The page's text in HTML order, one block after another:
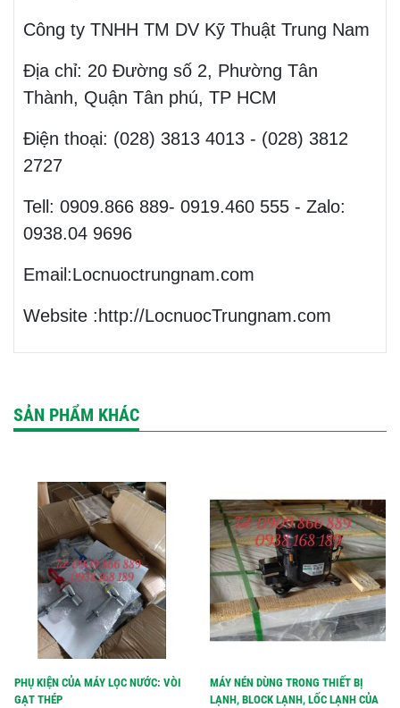
Công ty TNHH TM DV Kỹ Thuật Trung Nam
Địa chỉ: 20 Đường số 2, Phường Tân
Thành, Quận Tân phú, TP HCM
Điện thoại: (028) 3813 4013 - (028) 3812
2727
Tell: 0909.866 889- 0919.460 555 - Zalo:
0938.04 9696
Email:Locnuoctrungnam.com
Website :http://LocnuocTrungnam.com
SẢN PHẨM KHÁC
PHỤ KIỆN CỦA MÁY LỌC NƯỚC: VÒI
GẠT THÉP
MÁY NÉN DÙNG TRONG THIẾT BỊ
LẠNH, BLOCK LẠNH, LỐC LẠNH CỦA